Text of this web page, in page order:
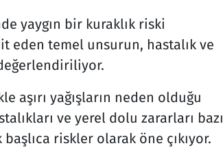
yaygın bir kuraklık riski
eden temel unsurun, hastalık ve
değerlendiriliyor.
aşırı yağışların neden olduğu
ve yerel dolu zararları bazı
riskler olarak öne çıkıyor.